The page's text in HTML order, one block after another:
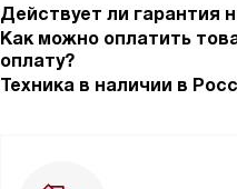
Действует ли гарантия
Как можно оплатить
оплату?
Техника в наличии в